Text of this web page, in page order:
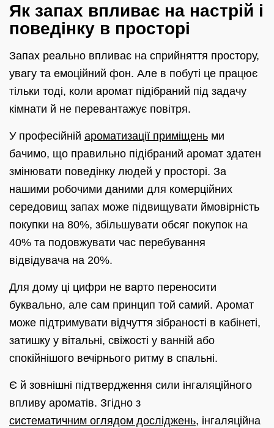
Як запах впливає на настрій і
поведінку в просторі
Запах реально впливає на сприйняття простору,
увагу та емоційний фон. Але в побуті це працює
тільки тоді, коли аромат підібраний під задачу
кімнати й не перевантажує повітря.
У професійній ароматизації приміщень ми
бачимо, що правильно підібраний аромат здатен
змінювати поведінку людей у просторі. За
нашими робочими даними для комерційних
середовищ запах може підвищувати ймовірність
покупки на 80%, збільшувати обсяг покупок на
40% та подовжувати час перебування
відвідувача на 20%.
Для дому ці цифри не варто переносити
буквально, але сам принцип той самий. Аромат
може підтримувати відчуття зібраності в кабінеті,
затишку у вітальні, свіжості у ванній або
спокійнішого вечірнього ритму в спальні.
Є й зовнішні підтвердження сили інгаляційного
впливу ароматів. Згідно з
систематичним оглядом досліджень, інгаляційна